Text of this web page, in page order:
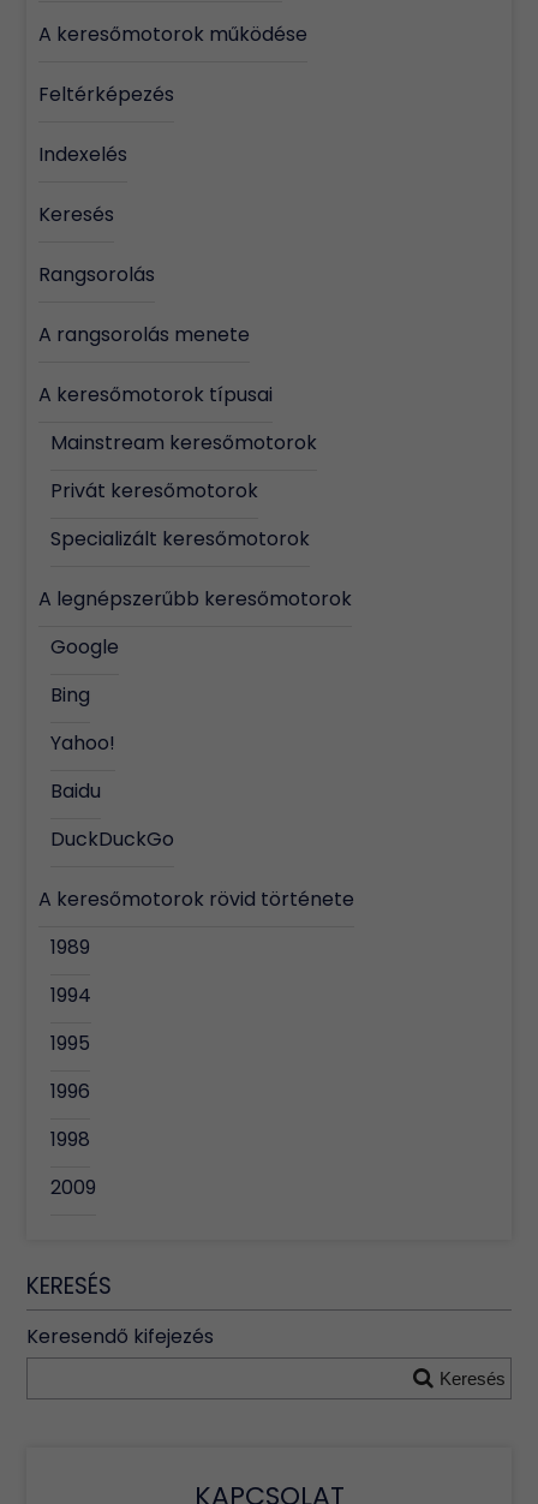
A keresőmotorok működése
Feltérképezés
Indexelés
Keresés
Rangsorolás
A rangsorolás menete
A keresőmotorok típusai
Mainstream keresőmotorok
Privát keresőmotorok
Specializált keresőmotorok
A legnépszerűbb keresőmotorok
Google
Bing
Yahoo!
Baidu
DuckDuckGo
A keresőmotorok rövid története
1989
1994
1995
1996
1998
2009
KERESÉS
Keresendő kifejezés
Keresés
KAPCSOLAT